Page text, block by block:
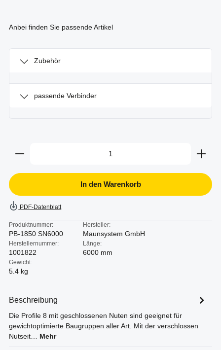
Anbei finden Sie passende Artikel
Zubehör
passende Verbinder
Produkt Anzahl: Gib den gewünschten Wert ein
In den Warenkorb
PDF-Datenblatt
Produktnummer:
PB-1850 SN6000
Hersteller:
Maunsystem GmbH
Herstellernummer:
1001822
Länge:
6000 mm
Gewicht:
5.4 kg
Beschreibung
Die Profile 8 mit geschlossenen Nuten sind geeignet für
gewichtoptimierte Baugruppen aller Art. Mit der verschlossen
Nutseit… Mehr